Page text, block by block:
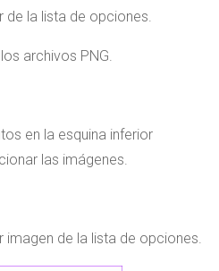
de la lista de opciones.
archivos PNG.
en la esquina inferior
las imágenes.
imagen de la lista de opciones.